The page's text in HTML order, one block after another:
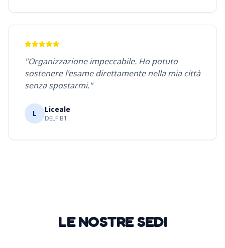
"Organizzazione impeccabile. Ho potuto
sostenere l'esame direttamente nella mia città
senza spostarmi."
L Liceale
DELF B1
LE NOSTRE SEDI